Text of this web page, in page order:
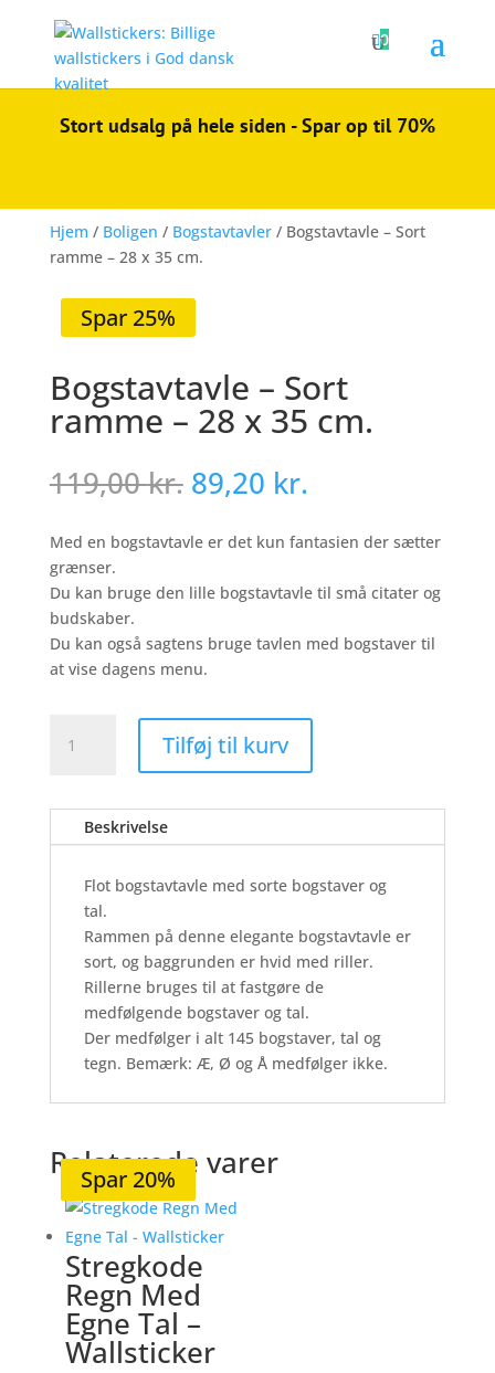
0
Stort udsalg på hele siden - Spar op til 70%
Hjem / Boligen / Bogstavtavler/ Bogstavtavle – Sort
ramme – 28 x 35 cm.
Spar 25%
Bogstavtavle – Sort
ramme – 28 x 35 cm.
119,00kr. Den
oprindelige
pris
var:
119,00 kr..
89,20 kr.Den
pris
er:
89,20 kr..
Med en bogstavtavle er det kun fantasien der sætter
grænser.
Du kan bruge den lille bogstavtavle til små citater og
budskaber.
Du kan også sagtens bruge tavlen med bogstaver til
at vise dagens menu.
Bogstavtavle
antal
Tilføj til kurv
Beskrivelse
Flot bogstavtavle med sorte bogstaver og
tal.
Rammen på denne elegante bogstavtavle er
sort, og baggrunden er hvid med riller.
Rillerne bruges til at fastgøre de
medfølgende bogstaver og tal.
Der medfølger i alt 145 bogstaver, tal og
tegn. Bemærk: Æ, Ø og Å medfølger ikke.
Relaterede varer
Spar 21%
Stregkode
Regn Med
Egne Tal –
Wallsticker
Spar 20%
Spar 20%
Spar 20%
Spar 20%